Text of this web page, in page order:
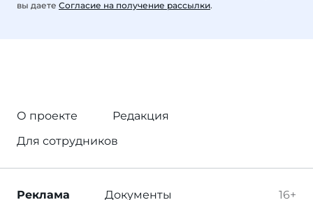
вы даете Согласие на получение рассылки.
О проекте
Редакция
Для сотрудников
16+
Реклама Документы